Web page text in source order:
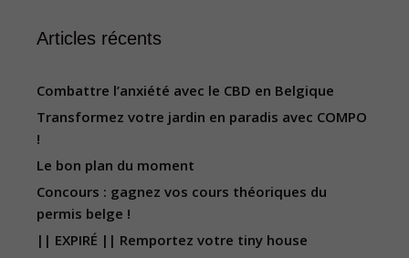
Articles récents
Combattre l’anxiété avec le CBD en Belgique
Transformez votre jardin en paradis avec COMPO
!
Le bon plan du moment
Concours : gagnez vos cours théoriques du
permis belge !
|| EXPIRÉ || Remportez votre tiny house